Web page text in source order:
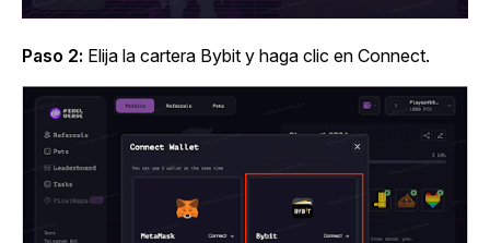
Paso 2: Elija la cartera Bybit y haga clic en Connect.